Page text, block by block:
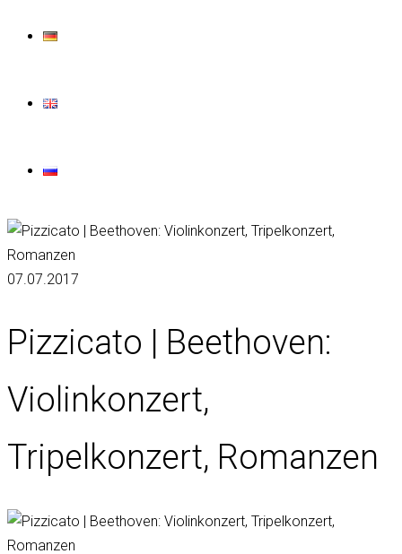
07.07.2017
Pizzicato | Beethoven:
Violinkonzert,
Tripelkonzert, Romanzen